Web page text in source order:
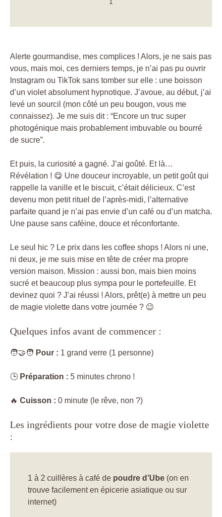
Alerte gourmandise, mes complices ! Alors, je ne sais pas
vous, mais moi, ces derniers temps, je n’ai pas pu ouvrir
Instagram ou TikTok sans tomber sur elle : une boisson
d’un violet absolument hypnotique. J’avoue, au début, j’ai
levé un sourcil (mon côté un peu bougon, vous me
connaissez). Je me suis dit : “Encore un truc super
photogénique mais probablement imbuvable ou bourré
de sucre”.
Et puis, la curiosité a gagné. J’ai goûté. Et là…
Révélation ! 😋 Une douceur incroyable, un petit goût qui
rappelle la vanille et le biscuit, c’était délicieux. C’est
devenu mon petit rituel de l’après-midi, l’alternative
parfaite quand je n’ai pas envie d’un café ou d’un matcha.
Une pause sans caféine, douce et réconfortante.
Le seul hic ? Le prix dans les coffee shops ! Alors ni une,
ni deux, je me suis mise en tête de créer ma propre
version maison. Mission : aussi bon, mais bien moins
sucré et beaucoup plus sympa pour le portefeuille. Et
devinez quoi ? J’ai réussi ! Alors, prêt(e) à mettre un peu
de magie violette dans votre journée ? 😉
Quelques infos avant de commencer :
🧑‍🤝‍🧑 Pour : 1 grand verre (1 personne)
🕒 Préparation : 5 minutes chrono !
🔥 Cuisson : 0 minute (le rêve, non ?)
Les ingrédients pour votre dose de magie violette
:
1 à 2 cuillères à café de poudre d’Ube (on en
trouve facilement en épicerie asiatique ou sur
internet)